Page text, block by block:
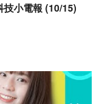
小電報 (10/15)